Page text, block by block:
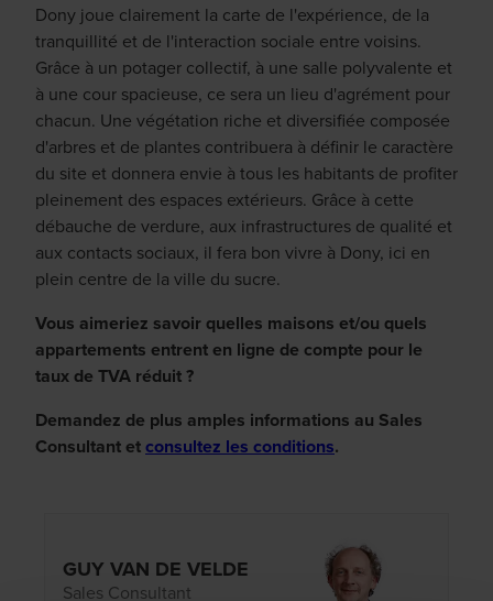
Dony joue clairement la carte de l'expérience, de la
tranquillité et de l'interaction sociale entre voisins.
Grâce à un potager collectif, à une salle polyvalente et
à une cour spacieuse, ce sera un lieu d'agrément pour
chacun. Une végétation riche et diversifiée composée
d'arbres et de plantes contribuera à définir le caractère
du site et donnera envie à tous les habitants de profiter
pleinement des espaces extérieurs. Grâce à cette
débauche de verdure, aux infrastructures de qualité et
aux contacts sociaux, il fera bon vivre à Dony, ici en
plein centre de la ville du sucre.
Vous aimeriez savoir quelles maisons et/ou quels
appartements entrent en ligne de compte pour le
taux de TVA réduit ?
Demandez de plus amples informations au Sales
Consultant etconsultez les conditions.
GUY VAN DE VELDE
Sales Consultant